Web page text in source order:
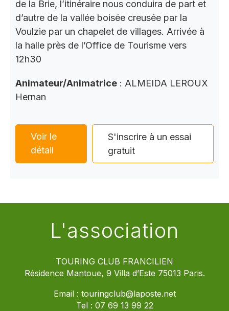
de la Brie, l’itinéraire nous conduira de part et
d’autre de la vallée boisée creusée par la
Voulzie par un chapelet de villages. Arrivée à
la halle près de l’Office de Tourisme vers
12h30
Animateur/Animatrice : ALMEIDA LEROUX
Hernan
Voir le
détail
S'inscrire à un essai
gratuit
L'association
TOURING CLUB FRANCILIEN
Résidence Mantoue, 9 Villa d’Este 75013 Paris.
Email : touringclub@laposte.net
Tel : 07 69 13 99 22